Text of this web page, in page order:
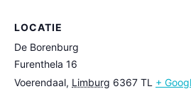
LOCATIE
De Borenburg
Furenthela 16
Voerendaal, Limburg 6367 TL +